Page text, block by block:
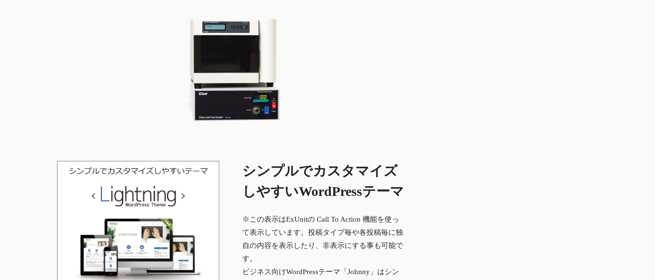
シンプルでカスタマイズ
しやすいWordPressテーマ
※この表示はExUnitの Call To Action 機能を使っ
て表示しています。投稿タイプ毎や各投稿毎に独
自の内容を表示したり、非表示にする事も可能で
す。
ビジネス向けWordPressテーマ「Johnny」はシン